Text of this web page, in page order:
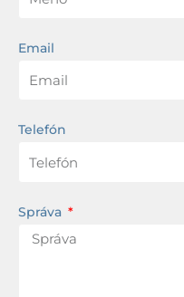
Email
Telefón
Správa